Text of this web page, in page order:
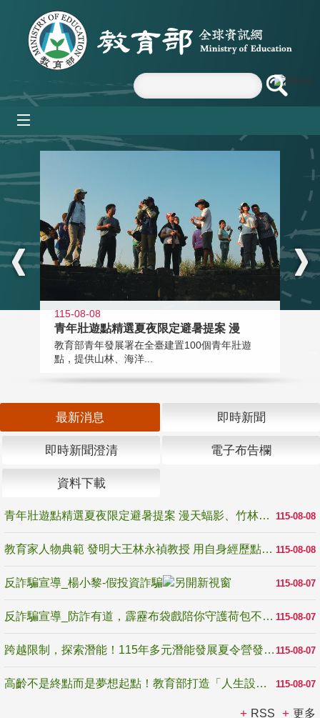
跳到主要內容區塊
:::
115-08-08
青年壯遊點精選夏夜限定避暑提案 漫
教育部青年發展署在全臺建置100個青年壯遊
點，提供山林、海洋...
最新消息 即時新聞
即時新聞澄清 電子布告欄
資料下載
115-08-08
青年壯遊點精選夏夜限定避暑提案 漫天蝠影、竹林尋蛙、茶香夜觀 邀青年暮色出發
115-08-08
教育家人物典範 發明大王林永禎教授 用自身經歷點亮學生的路
115-08-07
反詐騙宣導_楊小黎-假投資詐騙
115-08-07
反詐騙宣導_防詐有道，霹靂布袋戲陪你守護荷包不受騙
115-08-07
跨越限制，探索潛能！115年多元潛能發展夏令營發掘生命無限可能
115-08-07
高齡不是終點而是夢想起點！教育部打造「人生設計夢工場」 參展第3屆高齡健康產業博覽會
RSS 更多